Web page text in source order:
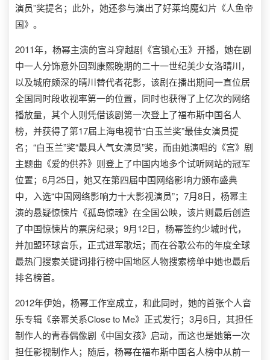
演员”奖提名；此外，她还参与演出了好莱坞魔幻片《人鱼帝
国》。
2011年，杨幂主演的宫斗穿越剧《宫锁心玉》开播，她在剧
中一人分饰意外回到康熙晚期的二十一世纪美少女洛晴川，
以及城府颇深的晴川替代者花影，该剧在播出期间一直位居
全国同时段收视率第一的位置，同时也获得了上亿次的网络
播放量，其个人则凭借该剧第一次登上了福布斯中国名人
榜，并获得了第17届上海电视节“白玉兰奖”最佳女演员提
名；“白玉兰”奖“最具人气女演员”奖，而由她演唱的《宫》剧
主题曲《爱的供养》则登上了中国内地多个试听网站的冠军
位置；6月25日，她又在第四届中国网络影响力颁布盛典
中，入选“中国网络影响力十大影视演员”；7月8日，杨幂主
演的悬疑惊悚片《孤岛惊魂》在全国公映，该片则最后创造
了中国惊悚片的票房纪录；9月12日，杨幂签约少城时代，
并加盟环球音乐，正式进军歌坛；而在谷歌公布的年度全球
最热门搜索关键词排行榜中国地区人物搜索榜单中她也最后
排名榜首。
2012年伊始，杨幂工作室成立，和此同时，她的首张个人音
乐专辑《亲幂关系Close to Me》正式发行；3月6日，其担任
制作人的青春偶像剧《中国女孩》启动，而这也是她第一次
担任影视制作人；随后，杨幂在福布斯中国名人榜中从前一